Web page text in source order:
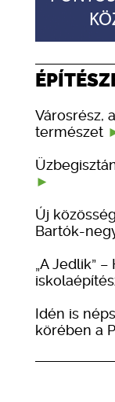
Városrész,
természet
Új
Bartók-
„A Jedlik”
Idén is
körében a